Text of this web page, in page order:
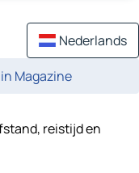
Nederlands
Magazine
reistijd en